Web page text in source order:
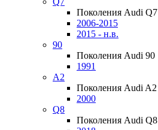
Поколения Audi Q7
2006-2015
2015 - н.в.
90
Поколения Audi 90
1991
A2
Поколения Audi A2
2000
Q8
Поколения Audi Q8